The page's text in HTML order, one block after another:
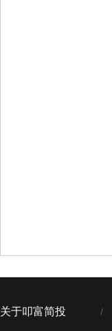
关于叩富简投 /